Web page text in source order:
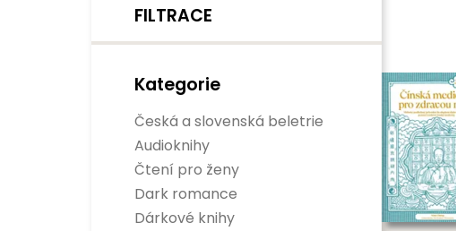
FILTRACE
Kategorie
Česká a slovenská beletrie
Audioknihy
Čtení pro ženy
Dark romance
Dárkové knihy